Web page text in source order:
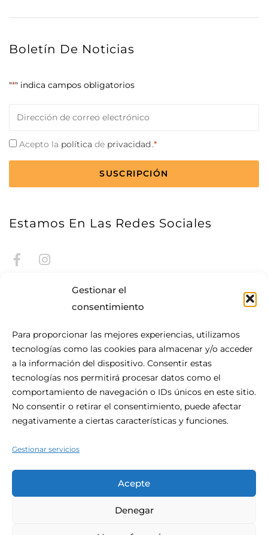
Gestionar el
consentimiento
Para proporcionar las mejores experiencias, utilizamos
tecnologías como las cookies para almacenar y/o acceder
a la información del dispositivo. Consentir estas
tecnologías nos permitirá procesar datos como el
comportamiento de navegación o IDs únicos en este sitio.
No consentir o retirar el consentimiento, puede afectar
negativamente a ciertas características y funciones.
Gestionar servicios
Acepte
Denegar
Boletín De Noticias
"*" indica campos obligatorios
*
Consentimiento
Acepto la política de privacidad.*
CAPTCHA
Estamos En Las Redes Sociales
Acerca De Be.HOTEL
Situado en el corazón de San Julián, be.HOTEL es la
definición de la comodidad urbana moderna. Este céntrico
hotel de 4 estrellas es el lugar perfecto para su visita a
vida nocturna a la puerta.